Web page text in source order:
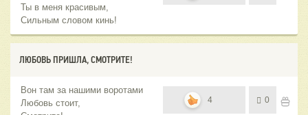
Ты в меня красивым,
Сильным словом кинь!
ЛЮБОВЬ ПРИШЛА, СМОТРИТЕ!
Вон там за нашими воротами
Любовь стоит,
4 0